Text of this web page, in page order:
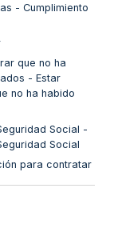
- Cumplimiento
que no ha
- Estar
no ha habido
Social -
Social
para contratar